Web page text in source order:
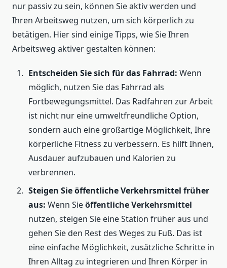
nur passiv zu sein, können Sie aktiv werden und
Ihren Arbeitsweg nutzen, um sich körperlich zu
betätigen. Hier sind einige Tipps, wie Sie Ihren
Arbeitsweg aktiver gestalten können:
Entscheiden Sie sich für das Fahrrad: Wenn
möglich, nutzen Sie das Fahrrad als
Fortbewegungsmittel. Das Radfahren zur Arbeit
ist nicht nur eine umweltfreundliche Option,
sondern auch eine großartige Möglichkeit, Ihre
körperliche Fitness zu verbessern. Es hilft Ihnen,
Ausdauer aufzubauen und Kalorien zu
verbrennen.
Steigen Sie öffentliche Verkehrsmittel früher
aus: Wenn Sieöffentliche Verkehrsmittel
nutzen, steigen Sie eine Station früher aus und
gehen Sie den Rest des Weges zu Fuß. Das ist
eine einfache Möglichkeit, zusätzliche Schritte in
Ihren Alltag zu integrieren und Ihren Körper in